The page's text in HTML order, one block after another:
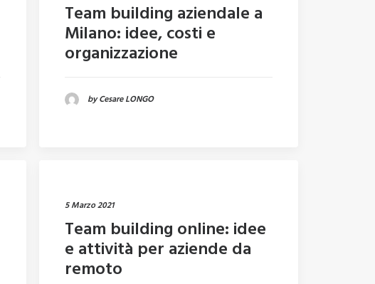
Team building aziendale a
Milano: idee, costi e
organizzazione
by Cesare LONGO
5 Marzo 2021
Team building online: idee
e attività per aziende da
remoto